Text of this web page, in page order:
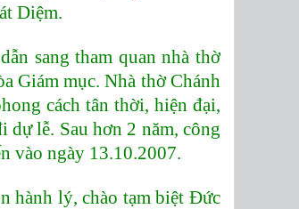
Diệm.
sang tham quan nhà thờ
Giám mục. Nhà thờ Chánh
cách tân thời, hiện đại,
dự lễ. Sau hơn 2 năm, công
vào ngày 13.10.2007.
hành lý, chào tạm biệt Đức